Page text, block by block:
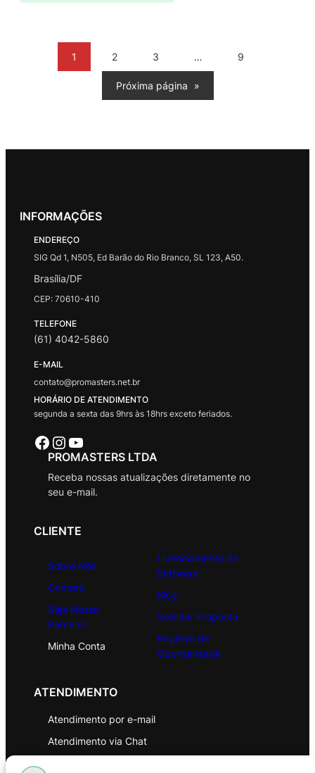
1 2 3 … 9
Próxima página »
INFORMAÇÕES
ENDEREÇO
SIG Qd 1, N505, Ed Barão do Rio Branco, SL 123, A50.
Brasília/DF
CEP: 70610-410
TELEFONE
(61) 4042-5860
E-MAIL
contato@promasters.net.br
HORÁRIO DE ATENDIMENTO
segunda a sexta das 9hrs às 18hrs exceto feriados.
Facebook Instagram Youtube
PROMASTERS LTDA
Receba nossas atualizações diretamente no
seu e-mail.
CLIENTE
Sobre Nós
Contato
Seja Nosso
Parceiro
Minha Conta
Licenciamento de
Software
Blog
Solicitar Proposta
Registro de
Oportunidade
ATENDIMENTO
Atendimento por e-mail
Atendimento via Chat